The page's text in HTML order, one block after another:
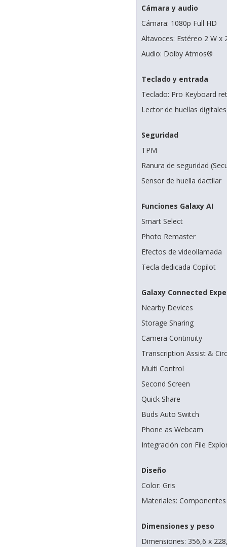
Cámara y audio
Cámara: 1080p Full HD
Altavoces: Estéreo 2 W x
Audio: Dolby Atmos®
Teclado y entrada
Teclado: Pro Keyboard
Lector de huellas
Seguridad
TPM
Ranura de seguridad
Sensor de huella dactilar
Funciones Galaxy AI
Smart Select
Photo Remaster
Efectos de videollamada
Tecla dedicada Copilot
Galaxy Connected
Nearby Devices
Storage Sharing
Camera Continuity
Transcription Assist &
Multi Control
Second Screen
Quick Share
Buds Auto Switch
Phone as Webcam
Integración con File
Diseño
Color: Gris
Materiales:
Dimensiones y peso
Dimensiones: 356,6 x